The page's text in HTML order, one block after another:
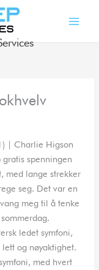
| Charlie Higson
spenningen
med lange strekker
seg. Det var en
meg til å tenke
ledet symfoni,
og nøyaktighet.
med hvert